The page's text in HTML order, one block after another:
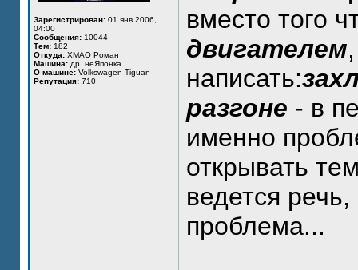
Зарегистрирован: 01 янв 2006,
04:00
Сообщения: 10044
Тем: 182
Откуда: ХМАО Роман
Машина: др. неЯпонка
О машине: Volkswagen Tiguan
Репутация: 710
вместо того
двигателем
написать:
разгоне - в
именно
открывать
ведется
проблема...